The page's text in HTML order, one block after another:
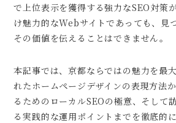
で上位表示を獲得する強力なSEO対策
け魅力的なWebサイトであっても、見
その価値を伝えることはできません。
本記事では、京都ならではの魅力を最
れたホームページデザインの表現方法
るためのローカルSEOの極意、そして
る実践的な運用ポイントまでを徹底的